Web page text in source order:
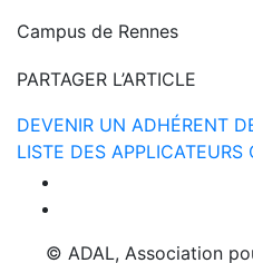
Campus de Rennes
PARTAGER L’ARTICLE
DEVENIR UN ADHÉRENT
LISTE DES APPLICATEURS
© ADAL, Association